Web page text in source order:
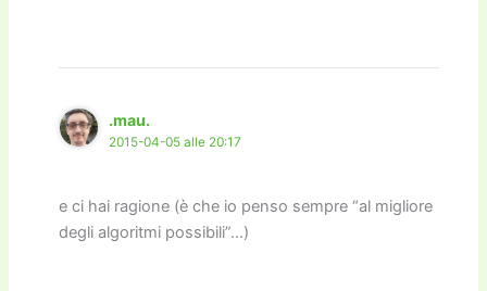
.mau.
2015-04-05 alle 20:17
e ci hai ragione (è che io penso sempre “al migliore
degli algoritmi possibili”…)